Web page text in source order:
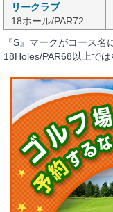
リークラブ
18ホール/PAR72
『S』マークがコース
18Holes/PAR68以上では